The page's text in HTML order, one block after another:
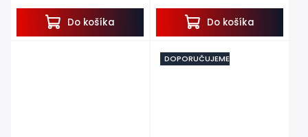
Do košíka Do košíka
DOPORUČUJEME